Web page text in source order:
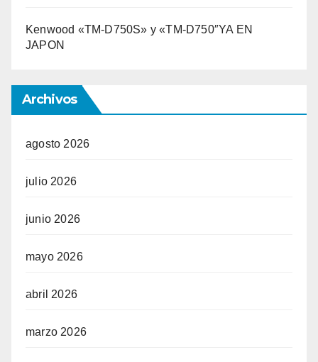
Kenwood «TM-D750S» y «TM-D750″YA EN
JAPON
Archivos
agosto 2026
julio 2026
junio 2026
mayo 2026
abril 2026
marzo 2026